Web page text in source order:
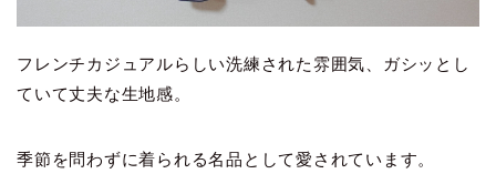
フレンチカジュアルらしい洗練された雰囲気、ガシッとし
ていて丈夫な生地感。
季節を問わずに着られる名品として愛されています。